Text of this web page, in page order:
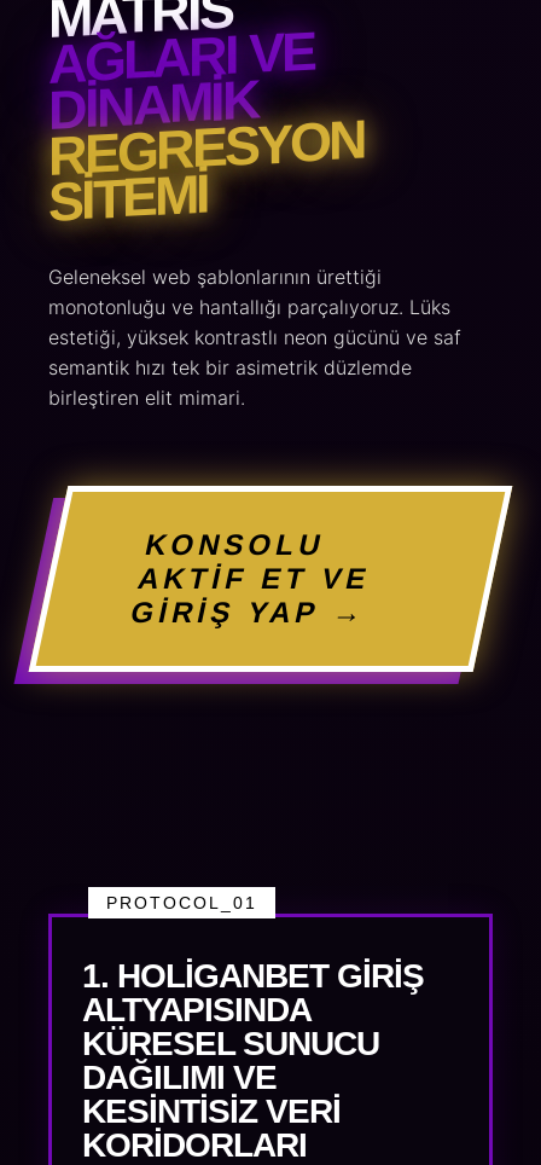
AĞLARI VE
DINAMIK
REGRESYON
SITEMI
Geleneksel web şablonlarının ürettiği
monotonluğu ve hantallığı parçalıyoruz. Lüks
estetiği, yüksek kontrastlı neon gücünü ve saf
semantik hızı tek bir asimetrik düzlemde
birleştiren elit mimari.
KONSOLU
AKTİF ET VE
GİRİŞ YAP →
PROTOCOL_01
1. HOLIGANBET GIRIŞ
ALTYAPISINDA
KÜRESEL SUNUCU
DAĞILIMI VE
KESINTISIZ VERI
KORIDORLARI